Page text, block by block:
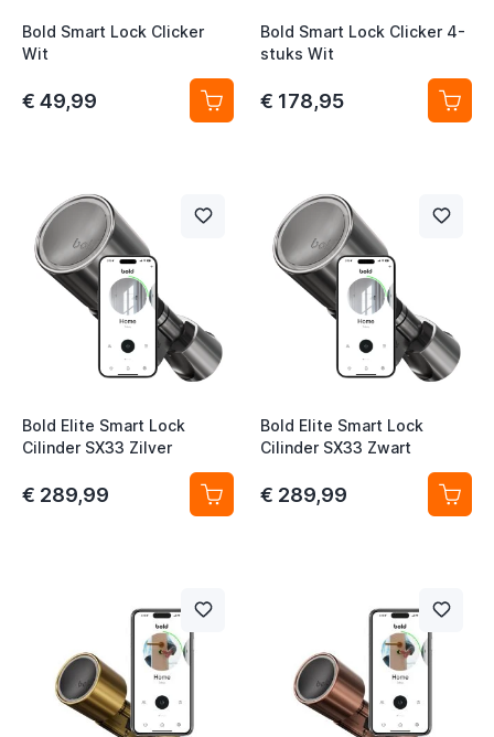
Bold Smart Lock Clicker
Wit
€ 49,99
Bold Smart Lock Clicker 4-
stuks Wit
€ 178,95
Bold Elite Smart Lock
Cilinder SX33 Zilver
€ 289,99
Bold Elite Smart Lock
Cilinder SX33 Zwart
€ 289,99